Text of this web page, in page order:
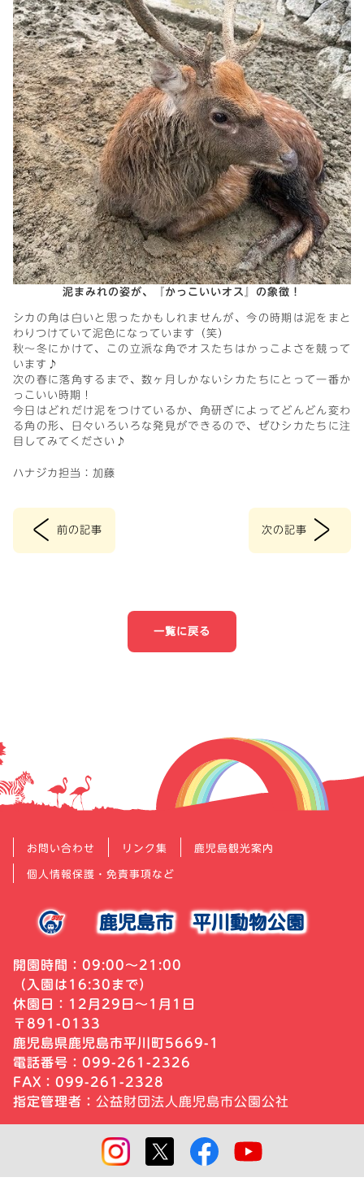
泥まみれの姿が、『かっこいいオス』の象徴！
シカの角は白いと思ったかもしれませんが、今の時期は泥をまと
わりつけていて泥色になっています（笑）
秋～冬にかけて、この立派な角でオスたちはかっこよさを競って
います♪
次の春に落角するまで、数ヶ月しかないシカたちにとって一番か
っこいい時期！
今日はどれだけ泥をつけているか、角研ぎによってどんどん変わ
る角の形、日々いろいろな発見ができるので、ぜひシカたちに注
目してみてください♪
ハナジカ担当：加藤
< 前の記事 次の記事 >
一覧に戻る
お問い合わせ リンク集 鹿児島観光案内
個人情報保護・免責事項など
鹿児島市平川動物公園
開園時間：09:00～21:00
（入園は16:30まで）
休園日：12月29日～1月1日
〒891-0133
鹿児島県鹿児島市平川町5669-1
電話番号：099-261-2326
FAX：099-261-2328
指定管理者： 公益財団法人鹿児島市公園公社